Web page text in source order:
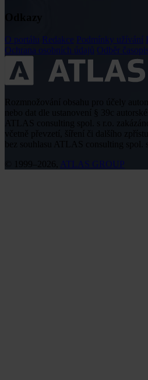
O portálu Redakce Podmínky užívání
Ochrana osobních údajů Odběr
včetně převzetí, šíření či dalšího
ATLAS GROUP